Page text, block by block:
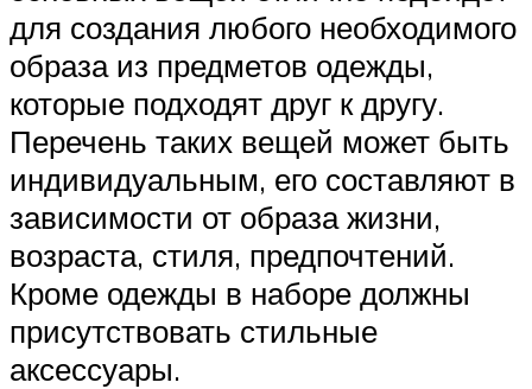
для создания любого необходимого
образа из предметов одежды,
которые подходят друг к другу.
Перечень таких вещей может быть
индивидуальным, его составляют в
зависимости от образа жизни,
возраста, стиля, предпочтений.
Кроме одежды в наборе должны
присутствовать стильные
аксессуары.